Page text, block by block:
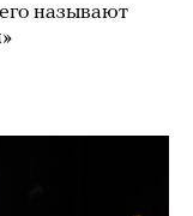
называют